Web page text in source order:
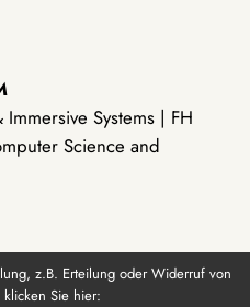
Systems | FH
Science and
z.B. Erteilung oder Widerruf von
Sie hier: